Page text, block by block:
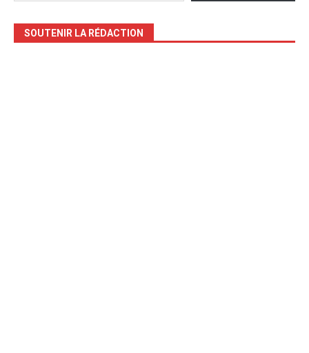
SOUTENIR LA RÉDACTION